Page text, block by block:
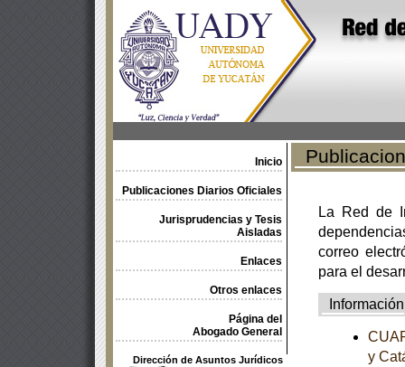
Inicio
Publicaciones Diarios Oficiales
Jurisprudencias y Tesis
Aisladas
Enlaces
Otros enlaces
Página del
Abogado General
Dirección de Asuntos Jurídicos
La Red de
correo
para el
Información
y